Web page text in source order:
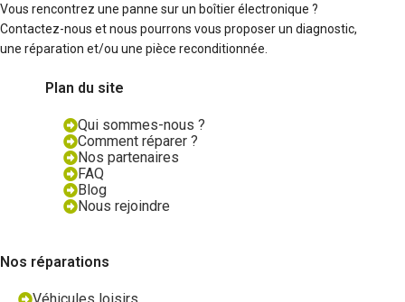
Vous rencontrez une panne sur un boîtier électronique ?
Contactez-nous et nous pourrons vous proposer un diagnostic,
une réparation et/ou une pièce reconditionnée.
Plan du site
Qui sommes-nous ?
Comment réparer ?
Nos partenaires
FAQ
Blog
Nous rejoindre
Nos réparations